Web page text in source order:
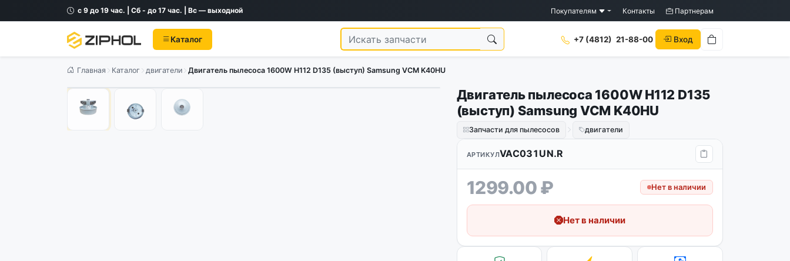
с 9 до 19 час. | Сб - до 17 час. | Вс — выходной Покупателям Контакты Партнерам
Каталог +7 (4812) 21-88-00 Вход
Главная Каталог двигатели Двигатель пылесоса 1600W H112 D135 (выступ) Samsung VCM K40HU
Двигатель пылесоса 1600W H112 D135
(выступ) Samsung VCM K40HU
Запчасти для пылесосов двигатели
АРТИКУЛVAC031UN.R
1299.00 ₽ Нет в наличии
Нет в наличии